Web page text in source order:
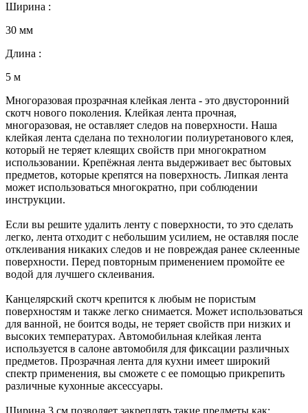
Ширина :
30 мм
Длина :
5 м
Многоразовая прозрачная клейкая лента - это двусторонний
скотч нового поколения. Клейкая лента прочная,
многоразовая, не оставляет следов на поверхности. Наша
клейкая лента сделана по технологии полиуретанового клея,
который не теряет клеящих свойств при многократном
использовании. Крепёжная лента выдерживает вес бытовых
предметов, которые крепятся на поверхность. Липкая лента
может использоваться многократно, при соблюдении
инструкции.
Если вы решите удалить ленту с поверхности, то это сделать
легко, лента отходит с небольшим усилием, не оставляя после
отклеивания никаких следов и не повреждая ранее склеенные
поверхности. Перед повторным применением промойте ее
водой для лучшего склеивания.
Канцелярский скотч крепится к любым не пористым
поверхностям и также легко снимается. Может использоваться
для ванной, не боится воды, не теряет свойств при низких и
высоких температурах. Автомобильная клейкая лента
используется в салоне автомобиля для фиксации различных
предметов. Прозрачная лента для кухни имеет широкий
спектр применения, вы сможете с ее помощью прикрепить
различные кухонные аксессуары.
Ширина 3 см позволяет закреплять такие предметы как: